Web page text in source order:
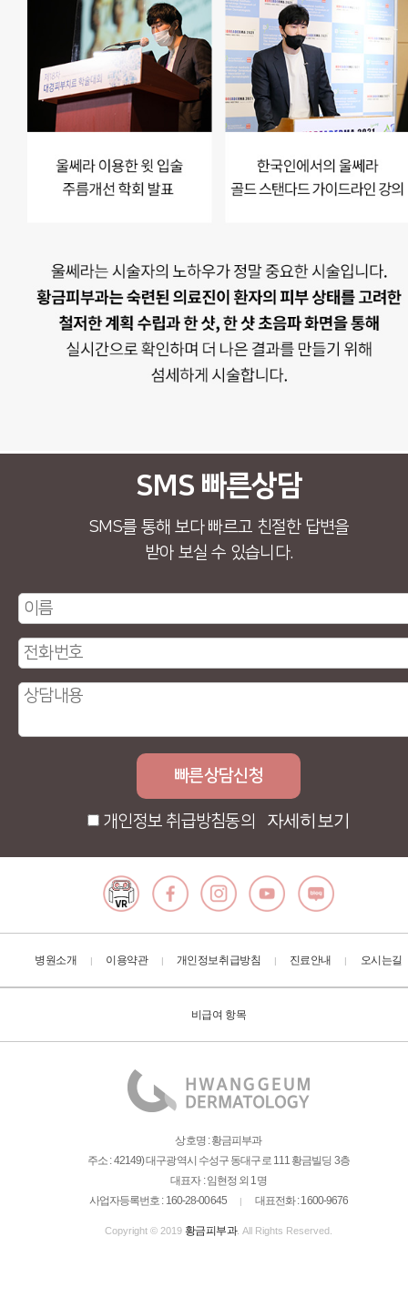
SMS 빠른상담
SMS를 통해 보다 빠르고 친절한 답변을
받아 보실 수 있습니다.
개인정보 취급방침동의 자세히보기
병원소개 | 이용약관 | 개인정보취급방침 | 진료안내 | 오시는길
비급여 항목
상호명 : 황금피부과
주소 : 42149) 대구광역시 수성구 동대구로 111 황금빌딩 3층
대표자 : 임현정 외 1명
사업자등록번호 : 160-28-00645
| 대표전화 : 1600-9676
Copyright © 2019 황금피부과. All Rights Reserved.